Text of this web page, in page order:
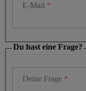
E-Mail
Du hast eine Frage?
Deine Frage